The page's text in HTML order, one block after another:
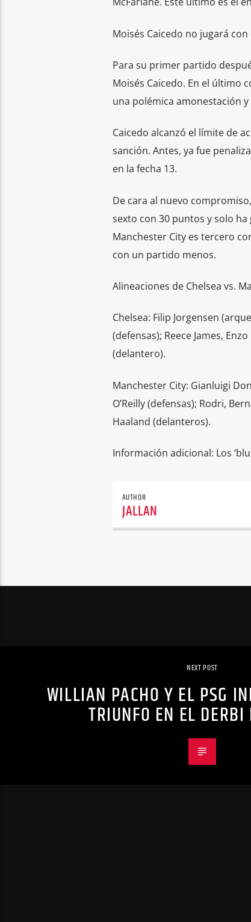
Moisés Caicedo no jugará
Para su primer partido
Moisés Caicedo. En el último
una polémica amonestación
Caicedo alcanzó el límite de
sanción. Antes, ya fue
en la fecha 13.
De cara al nuevo
sexto con 30 puntos y solo
Manchester City es tercero
con un partido menos.
Alineaciones de Chelsea vs.
Chelsea: Filip Jorgensen
(defensas); Reece James,
(delantero).
Manchester City: Gianluigi
O’Reilly (defensas); Rodri,
Haaland (delanteros).
Información adicional: Los
AUTHOR
JALLAN
NEXT POST
WILLIAN PACHO Y EL PSG
TRIUNFO EN EL